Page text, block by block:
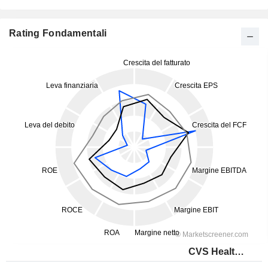
Rating Fondamentali
CVS Health Corporation